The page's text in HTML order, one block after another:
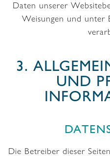
Daten unserer
Weisungen und unter
3.
UND
Die Betreiber dieser